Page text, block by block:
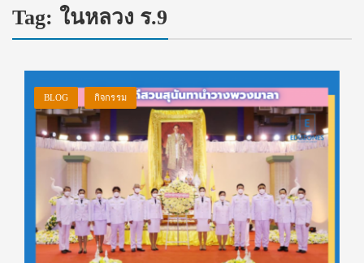
Tag: ในหลวง ร.9
BLOG กิจกรรม